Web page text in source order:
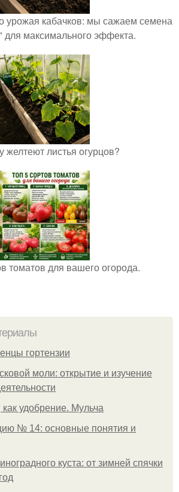
урожая кабачков: мы сажаем семена
для максимального эффекта.
желтеют листья огурцов?
томатов для вашего огорода.
гортензии
моли: открытие и изучение
удобрение. Мульча
№ 14: основные понятия и
куста: от зимней спячки